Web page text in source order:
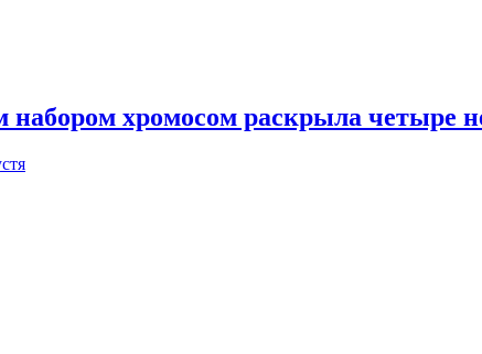
хромосом раскрыла четыре